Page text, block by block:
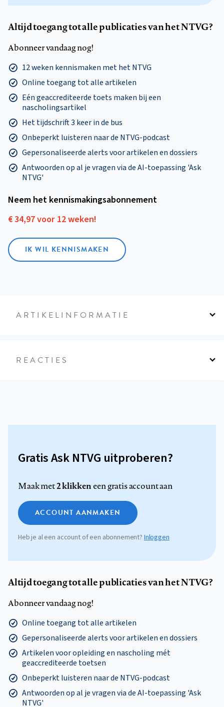
Altijd toegang tot alle publicaties van het NTVG?
Abonneer vandaag nog!
12 weken kennismaken met het NTVG
Online toegang tot alle artikelen
Eén geaccrediteerde toets maken bij een
nascholingsartikel
Het tijdschrift 3 keer in de bus
Onbeperkt luisteren naar de NTVG-podcast
Gepersonaliseerde alerts voor artikelen en dossiers
Antwoorden op al je vragen via de AI-toepassing 'Ask
NTVG'
Neem het kennismakings­abonnement
€ 34,97 voor 12 weken!
IK WIL KENNISMAKEN
ARTIKELINFORMATIE
REACTIES
Gratis Ask NTVG uitproberen?
Maak met2 klikkeneen gratis account aan
ACCOUNT AANMAKEN
Heb je al een account of een abonnement?Inloggen
Altijd toegang tot alle publicaties van het NTVG?
Abonneer vandaag nog!
Online toegang tot alle artikelen
Gepersonaliseerde alerts voor artikelen en dossiers
Artikelen voor opleiding en nascholing mét
geaccrediteerde toetsen
Onbeperkt luisteren naar de NTVG-podcast
Antwoorden op al je vragen via de AI-toepassing 'Ask
NTVG'